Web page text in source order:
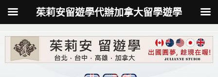
茱莉安留遊學代辦加拿大留學遊學